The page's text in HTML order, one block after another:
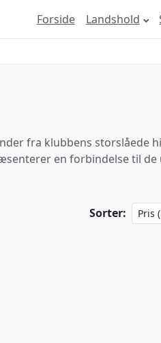
Forside Landshold
fra klubbens storslåede
en forbindelse til
Sorter: